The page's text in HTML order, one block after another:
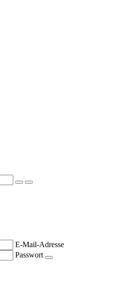
E-Mail-Adresse
Passwort